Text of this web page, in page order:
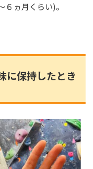
ヵ月くらい)。
に保持したとき